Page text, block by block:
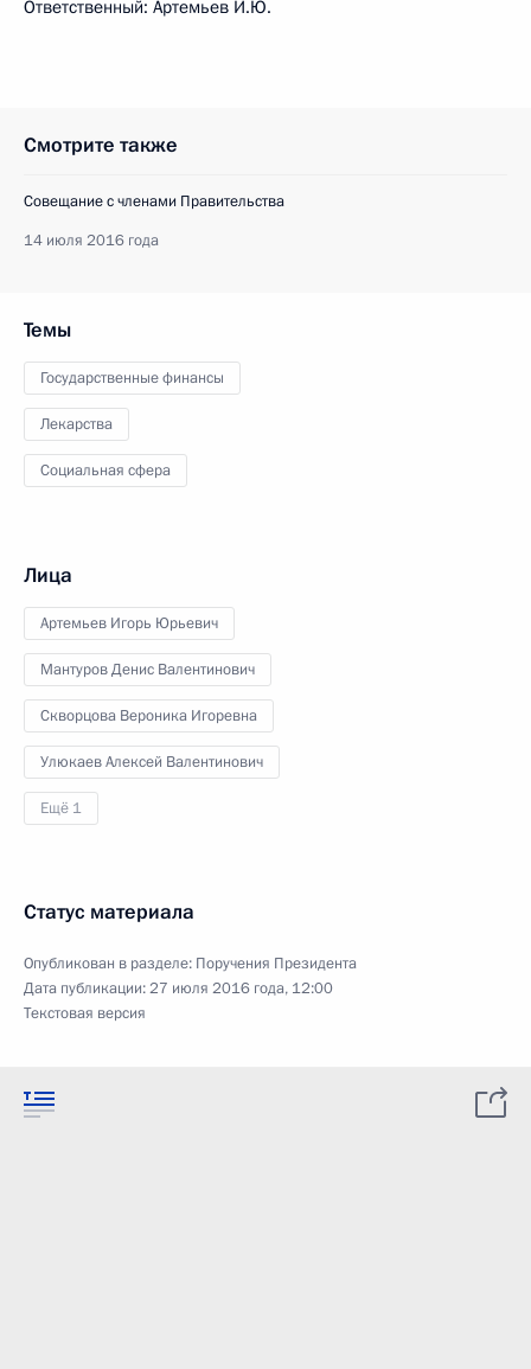
Ответственный: Артемьев И.Ю.
Смотрите также
Совещание с членами Правительства
14 июля 2016 года
Темы
Государственные финансы
Лекарства
Социальная сфера
Лица
Артемьев Игорь Юрьевич
Мантуров Денис Валентинович
Скворцова Вероника Игоревна
Улюкаев Алексей Валентинович
Ещё 1
Статус материала
Опубликован в разделе: Поручения Президента
Дата публикации:27 июля 2016 года, 12:00
Текстовая версия